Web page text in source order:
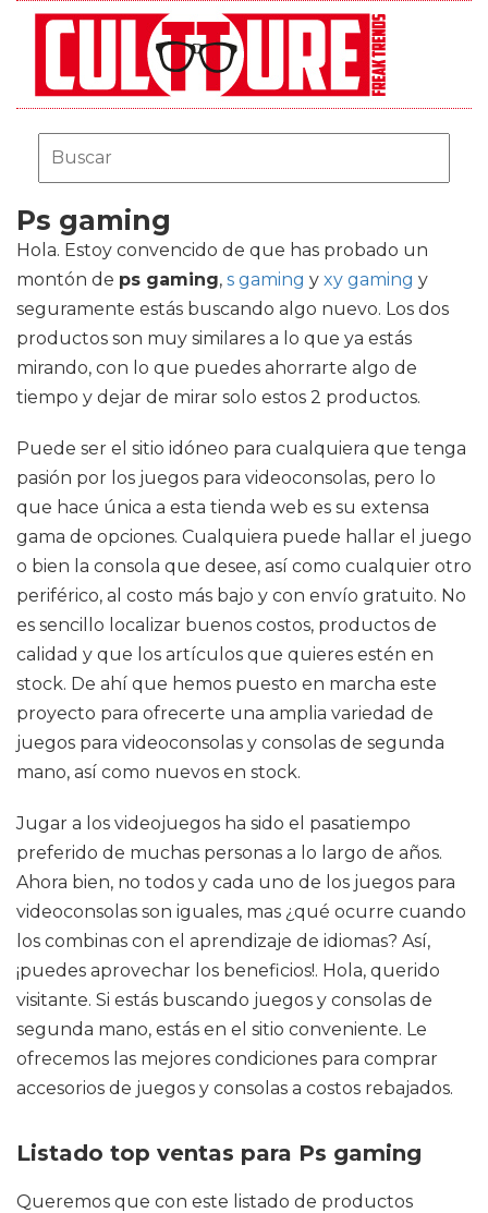
Ps gaming
Hola. Estoy convencido de que has probado un
montón de ps gaming, s gaming y xy gaming y
seguramente estás buscando algo nuevo. Los dos
productos son muy similares a lo que ya estás
mirando, con lo que puedes ahorrarte algo de
tiempo y dejar de mirar solo estos 2 productos.
Puede ser el sitio idóneo para cualquiera que tenga
pasión por los juegos para videoconsolas, pero lo
que hace única a esta tienda web es su extensa
gama de opciones. Cualquiera puede hallar el juego
o bien la consola que desee, así como cualquier otro
periférico, al costo más bajo y con envío gratuito. No
es sencillo localizar buenos costos, productos de
calidad y que los artículos que quieres estén en
stock. De ahí que hemos puesto en marcha este
proyecto para ofrecerte una amplia variedad de
juegos para videoconsolas y consolas de segunda
mano, así como nuevos en stock.
Jugar a los videojuegos ha sido el pasatiempo
preferido de muchas personas a lo largo de años.
Ahora bien, no todos y cada uno de los juegos para
videoconsolas son iguales, mas ¿qué ocurre cuando
los combinas con el aprendizaje de idiomas? Así,
¡puedes aprovechar los beneficios!. Hola, querido
visitante. Si estás buscando juegos y consolas de
segunda mano, estás en el sitio conveniente. Le
ofrecemos las mejores condiciones para comprar
accesorios de juegos y consolas a costos rebajados.
Listado top ventas para Ps gaming
Queremos que con este listado de productos